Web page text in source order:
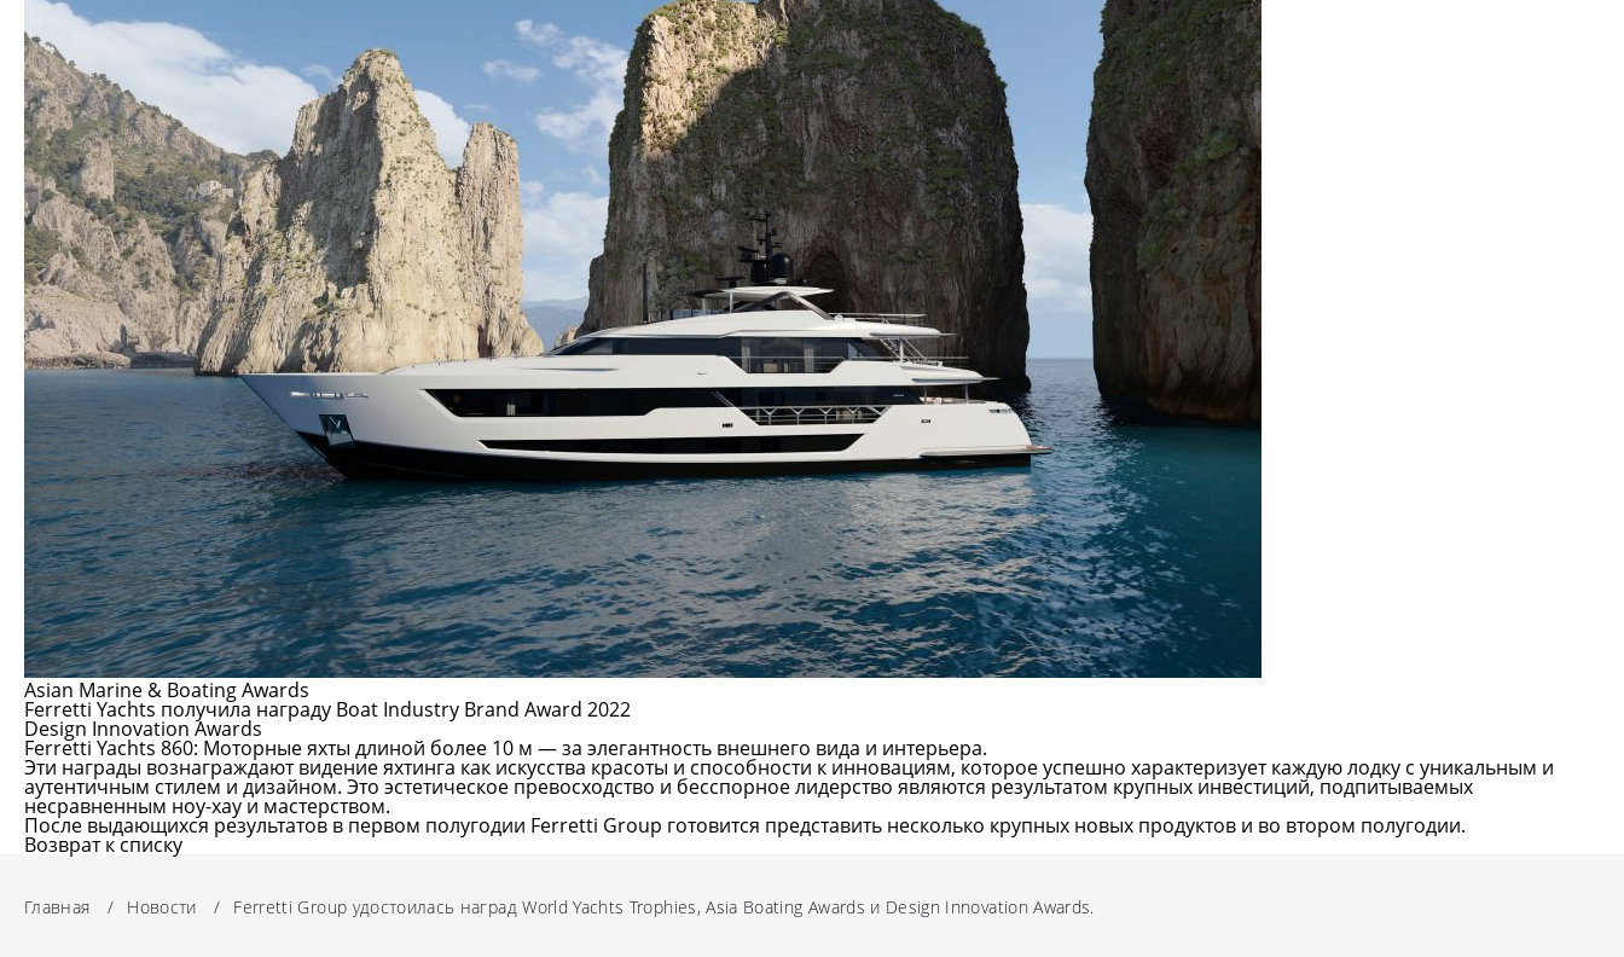
Asian Marine & Boating Awards
Ferretti Yachts получила награду Boat Industry Brand Award 2022
Design Innovation Awards
Ferretti Yachts 860: Моторные яхты длиной более 10 м — за элегантность внешнего вида и интерьера.
Эти награды вознаграждают видение яхтинга как искусства красоты и способности к инновациям, которое успешно характеризует каждую лодку с уникальным и
аутентичным стилем и дизайном. Это эстетическое превосходство и бесспорное лидерство являются результатом крупных инвестиций, подпитываемых
несравненным ноу-хау и мастерством.
После выдающихся результатов в первом полугодии Ferretti Group готовится представить несколько крупных новых продуктов и во втором полугодии.
Возврат к списку
Главная / Новости / Ferretti Group удостоилась наград World Yachts Trophies, Asia Boating Awards и Design Innovation Awards.